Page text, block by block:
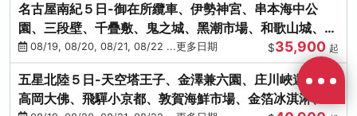
名古屋南紀５日-御在所纜車、伊勢神宮、串本海中公
園、三段壁、千疊敷、鬼之城、黑潮市場、和歌山城、伊
勢龍蝦溫泉
08/19, 08/20, 08/21, 08/22 ...更多日期 $35,900 起
五星北陸５日-天空塔王子、金澤兼六園、庄川峽遊船、
高岡大佛、飛驒小京都、敦賀海鮮市場、金箔冰淇淋、鰻